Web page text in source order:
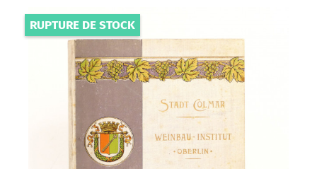
RUPTURE DE STOCK